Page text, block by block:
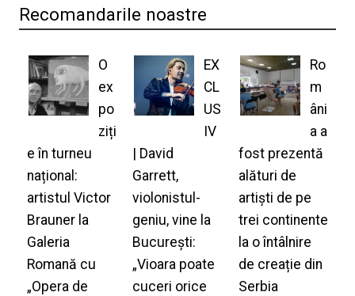
Recomandarile noastre
O
ex
po
ziți
e în turneu
național:
artistul Victor
Brauner la
Galeria
Romană cu
„Opera de
EX
CL
US
IV
| David
Garrett,
violonistul-
geniu, vine la
București:
„Vioara poate
cuceri orice
Ro
m
âni
a a
fost prezentă
alături de
artiști de pe
trei continente
la o întâlnire
de creație din
Serbia